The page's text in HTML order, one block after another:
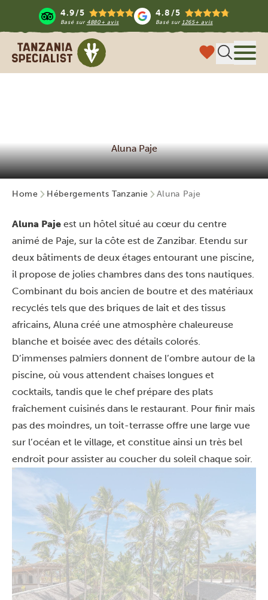
4.9/5
Basé sur 4880+ avis
4.8/5
Basé sur 1265+ avis
Tanzania Specialist
Aluna Paje
Home Hébergements Tanzanie Aluna Paje
Aluna Paje est un hôtel situé au cœur du centre
animé de Paje, sur la côte est de Zanzibar. Etendu sur
deux bâtiments de deux étages entourant une piscine,
il propose de jolies chambres dans des tons nautiques.
Combinant du bois ancien de boutre et des matériaux
recyclés tels que des briques de lait et des tissus
africains, Aluna créé une atmosphère chaleureuse
blanche et boisée avec des détails colorés.
D’immenses palmiers donnent de l’ombre autour de la
piscine, où vous attendent chaises longues et
cocktails, tandis que le chef prépare des plats
fraîchement cuisinés dans le restaurant. Pour finir mais
pas des moindres, un toit-terrasse offre une large vue
sur l’océan et le village, et constitue ainsi un très bel
endroit pour assister au coucher du soleil chaque soir.